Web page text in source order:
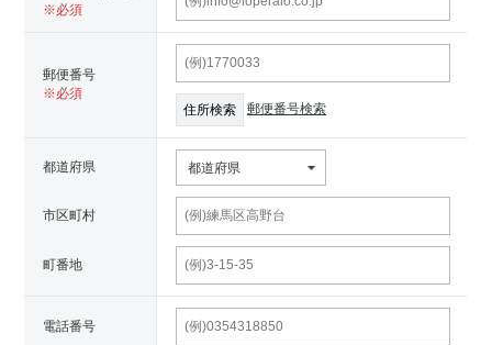
郵便番号
郵便番号検索
都道府県 都道府県
市区町村
町番地
電話番号